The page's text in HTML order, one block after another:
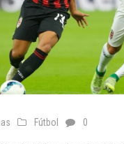
Fútbol 0